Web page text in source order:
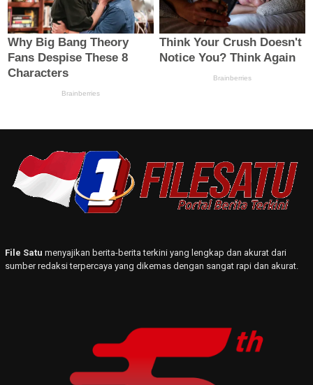
File Satu menyajikan berita-berita terkini yang lengkap dan akurat dari
sumber redaksi terpercaya yang dikemas dengan sangat rapi dan akurat.